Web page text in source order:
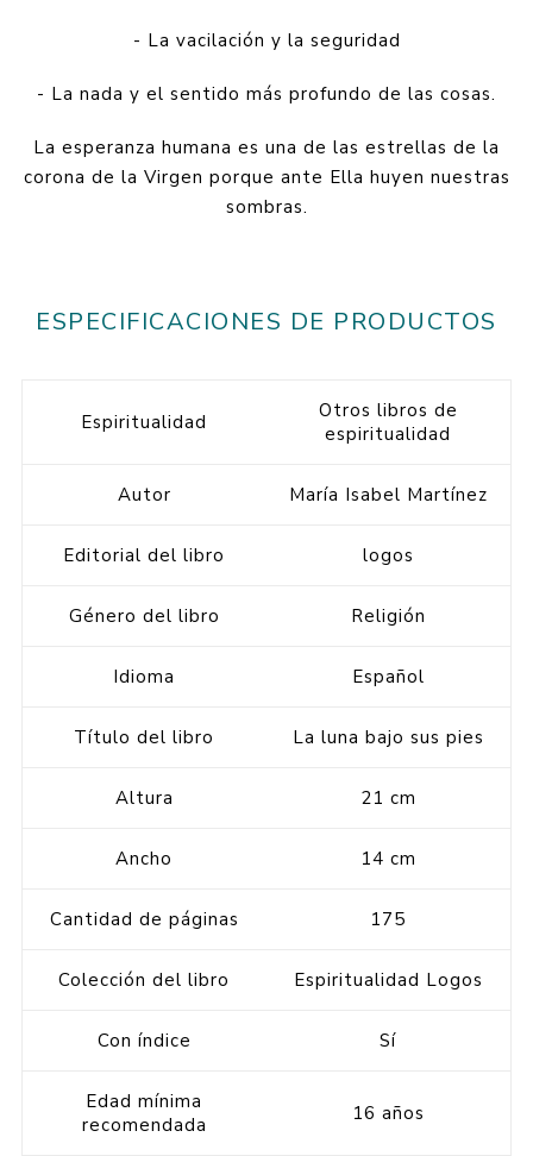
- La vacilación y la seguridad
- La nada y el sentido más profundo de las cosas.
La esperanza humana es una de las estrellas de la
corona de la Virgen porque ante Ella huyen nuestras
sombras.
ESPECIFICACIONES DE PRODUCTOS
Espiritualidad
Otros libros de
espiritualidad
Autor María Isabel Martínez
Editorial del libro logos
Género del libro Religión
Idioma Español
Título del libro La luna bajo sus pies
Altura 21 cm
Ancho 14 cm
Cantidad de páginas 175
Colección del libro Espiritualidad Logos
Con índice Sí
Edad mínima
recomendada
16 años